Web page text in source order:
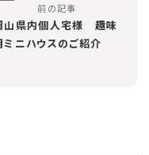
前の記事
山県内個人宅様 趣味
ミニハウスのご紹介